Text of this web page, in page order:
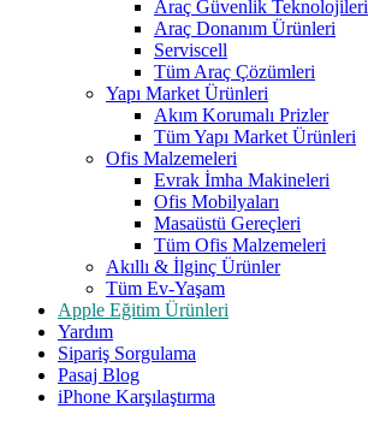
Araç Güvenlik Teknolojileri
Araç Donanım Ürünleri
Serviscell
Tüm Araç Çözümleri
Yapı Market Ürünleri
Akım Korumalı Prizler
Tüm Yapı Market Ürünleri
Ofis Malzemeleri
Evrak İmha Makineleri
Ofis Mobilyaları
Masaüstü Gereçleri
Tüm Ofis Malzemeleri
Akıllı & İlginç Ürünler
Tüm Ev-Yaşam
Apple Eğitim Ürünleri
Yardım
Sipariş Sorgulama
Pasaj Blog
iPhone Karşılaştırma